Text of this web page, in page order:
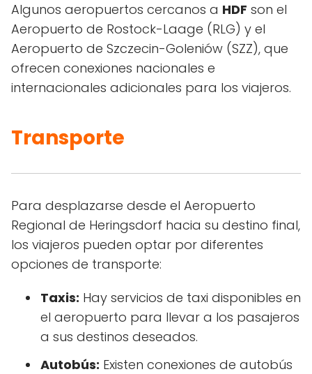
Algunos aeropuertos cercanos a HDF son el
Aeropuerto de Rostock-Laage (RLG) y el
Aeropuerto de Szczecin-Goleniów (SZZ), que
ofrecen conexiones nacionales e
internacionales adicionales para los viajeros.
Transporte
Para desplazarse desde el Aeropuerto
Regional de Heringsdorf hacia su destino final,
los viajeros pueden optar por diferentes
opciones de transporte:
Taxis: Hay servicios de taxi disponibles en
el aeropuerto para llevar a los pasajeros
a sus destinos deseados.
Autobús: Existen conexiones de autobús